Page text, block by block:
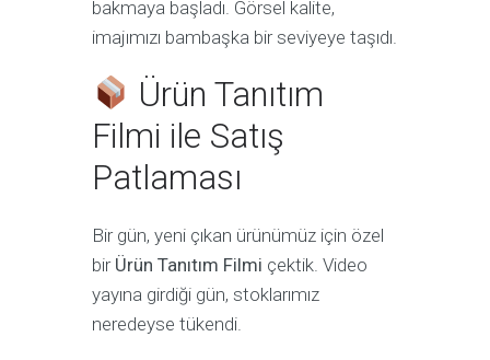
bakmaya başladı. Görsel kalite,
imajımızı bambaşka bir seviyeye taşıdı.
Ürün Tanıtım
Filmi ile Satış
Patlaması
Bir gün, yeni çıkan ürünümüz için özel
bir Ürün Tanıtım Filmi çektik. Video
yayına girdiği gün, stoklarımız
neredeyse tükendi.